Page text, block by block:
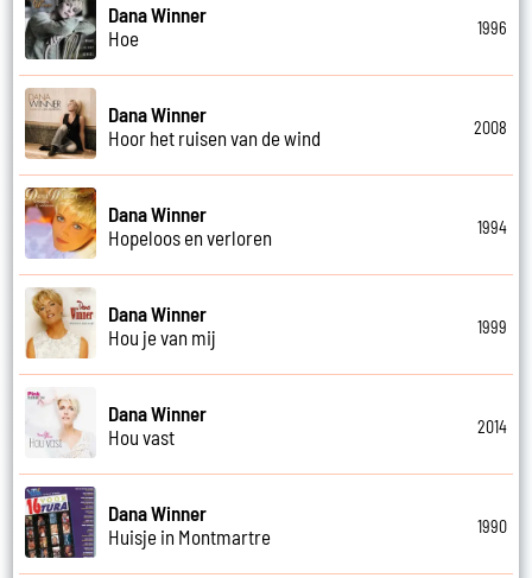
Dana Winner
Hoe
1996
Dana Winner
Hoor het ruisen van de wind
2008
Dana Winner
Hopeloos en verloren
1994
Dana Winner
Hou je van mij
1999
Dana Winner
Hou vast
2014
Dana Winner
Huisje in Montmartre
1990